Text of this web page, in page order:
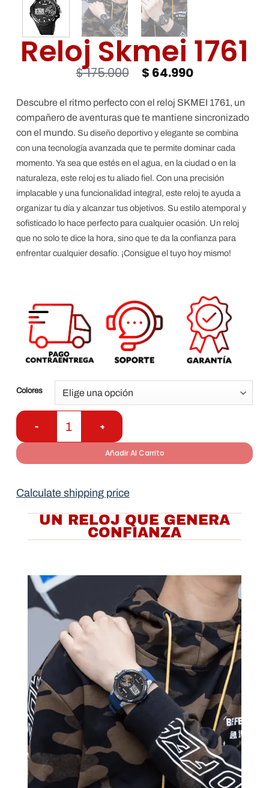
Reloj Skmei 1761
$175.000 $ 64.990
Descubre el ritmo perfecto con el reloj SKMEI 1761, un
compañero de aventuras que te mantiene sincronizado
con el mundo. Su diseño deportivo y elegante se combina
con una tecnología avanzada que te permite dominar cada
momento. Ya sea que estés en el agua, en la ciudad o en la
naturaleza, este reloj es tu aliado fiel. Con una precisión
implacable y una funcionalidad integral, este reloj te ayuda a
organizar tu día y alcanzar tus objetivos. Su estilo atemporal y
sofisticado lo hace perfecto para cualquier ocasión. Un reloj
que no solo te dice la hora, sino que te da la confianza para
enfrentar cualquier desafío. ¡Consigue el tuyo hoy mismo!
Colores
Añadir Al Carrito
Calculate shipping price
UN RELOJ QUE GENERA
CONFIANZA